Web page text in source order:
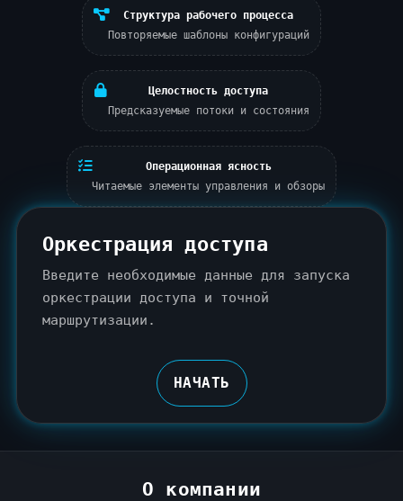
Структура рабочего процесса
Повторяемые шаблоны конфигураций
Целостность доступа
Предсказуемые потоки и состояния
Операционная ясность
Читаемые элементы управления и обзоры
Оркестрация доступа
Введите необходимые данные для запуска
оркестрации доступа и точной
маршрутизации.
НАЧАТЬ
О компании